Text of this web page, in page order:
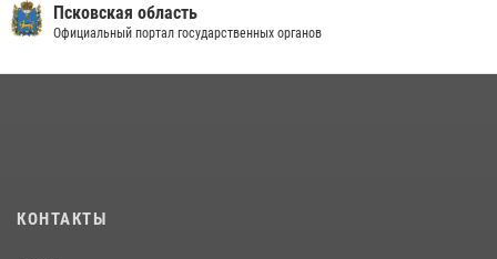
13 июля 2026, 05:29
церемонии
Росгвардейцы одержали победу
Псковская область
Официальный портал государственных органов
КОНТАКТЫ